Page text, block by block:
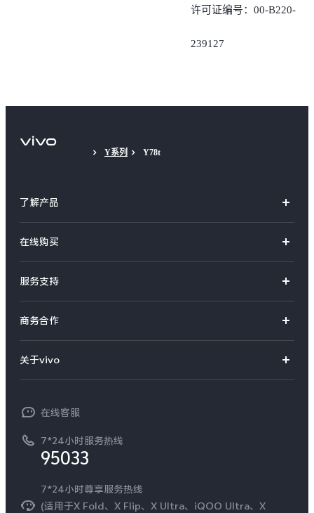
许可证编号：00-B220-
239127
Y系列 Y78t
了解产品
S系列
Y系列
iQOO手机
T系列
NEX系列
在线购买
选购手机
选购配件
订单查询
服务支持
服务网点
查找手机
环保回收
安全公告
商务合作
开放平台
vivo 企业业务
廉正合规
国补营业执照
无线电发射设备销售备案
关于vivo
工作机会
新闻资讯
可持续发展
在线客服
7*24小时服务热线
95033
7*24小时尊享服务热线
(适用于X Fold、X Flip、X Ultra、iQOO Ultra、X